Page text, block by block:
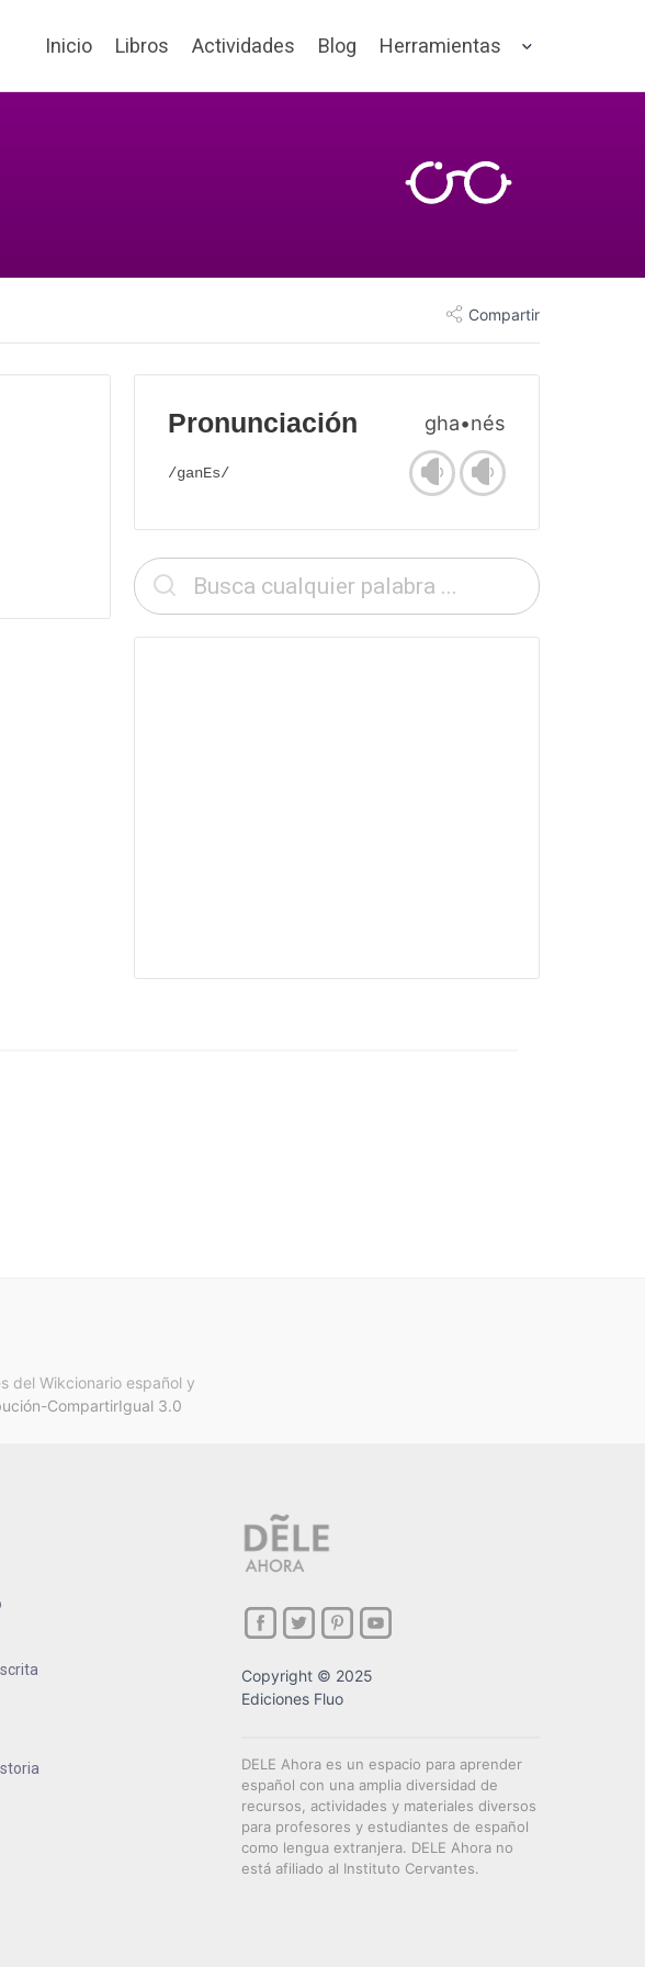
Inicio Libros Actividades Blog Herramientas
Compartir
Pronunciación gha•nés
/ganEs/
del Wikcionario español y
CompartirIgual 3.0
Copyright © 2025
Ediciones Fluo
DELE Ahora es un espacio para aprender
español con una amplia diversidad de
recursos, actividades y materiales diversos
para profesores y estudiantes de español
como lengua extranjera. DELE Ahora no
está afiliado al Instituto Cervantes.